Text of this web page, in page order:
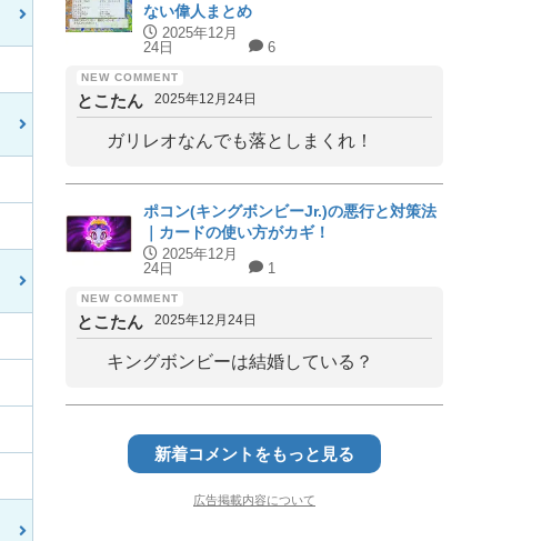
ない偉人まとめ
2025年12月
24日
6
とこたん 2025年12月24日
ガリレオなんでも落としまくれ！
ポコン(キングボンビーJr.)の悪行と対策法
｜カードの使い方がカギ！
2025年12月
24日
1
とこたん 2025年12月24日
キングボンビーは結婚している？
新着コメントをもっと見る
広告掲載内容について